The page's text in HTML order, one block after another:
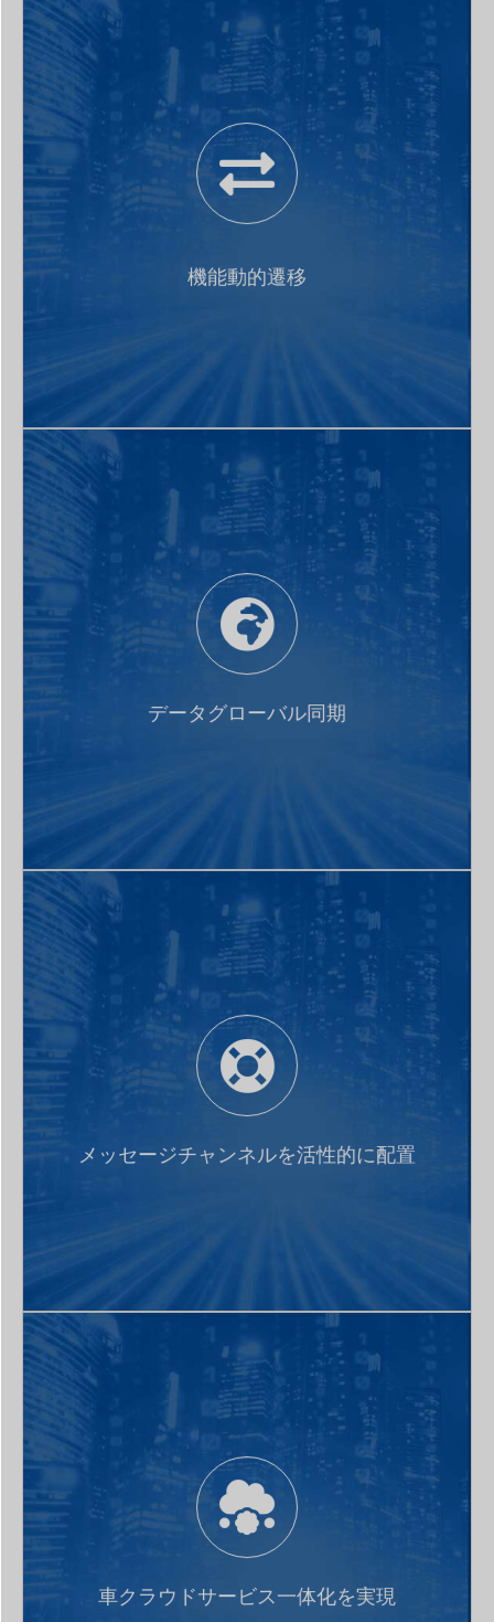
機能動的遷移
異なる通信シーンに対して物理バスと通信プロトコル
はハードウェアの基礎機能コンフィグに依存しなく、
データグローバル同期
データ駆動シーンに対して低コード化のモジュールと
グ機能を提供し、同時に車両状態表に異なるドメイン
メッセージチャンネルを活性的に配置
メッセージチャンネルに対して静的配置と動的発見の
方法を提供し、SOME/IPとDDSのサービス発見メカニ
ズムにサポートし、応用の再度開発を回避し、ソフト
車クラウドサービス一体化を実現
車内異なるソフトウェア体系(POSIX、RTOS、
Android)統一的なSOA語彙を実現でき、車内サービス
用は統一的なインターフェースで車とクラウド側サー